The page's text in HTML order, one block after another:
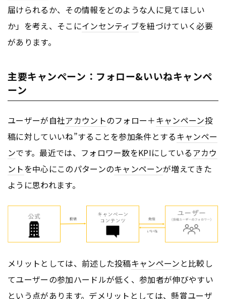
届けられるか、その情報をどのような人に見てほしい
か」を考え、そこにインセンティブを紐づけていく必要
があります。
主要キャンペーン：フォロー&いいねキャンペ
ーン
ユーザーが自社アカウントのフォロー＋キャンペーン投
稿に対していいね”することを参加条件とするキャンペー
ンです。最近では、フォロワー数をKPIにしているアカウ
ントを中心にこのパターンのキャンペーンが増えてきた
ように思われます。
メリットとしては、前述した投稿キャンペーン と比較し
てユーザーの参加ハードルが低く、参加者が伸びやすい
という点があります。デメリットとしては、懸賞ユーザ